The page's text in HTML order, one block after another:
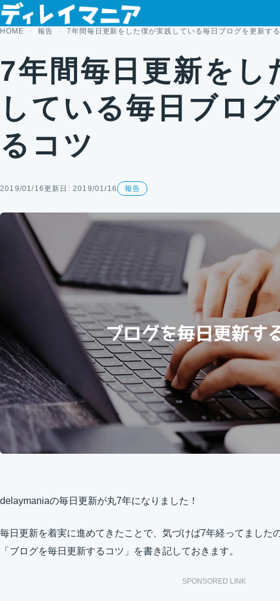
コンテンツへスキップ
HOME 報告 7年間毎日更新をした僕が実践している毎日ブログを更新す
7年間毎日更新をし
している毎日ブロ
るコツ
2019/01/16更新日: 2019/01/16 報告
delaymaniaの毎日更新が丸7年になりました！
毎日更新を着実に進めてきたことで、気づけば7年経ってました
「ブログを毎日更新するコツ」を書き記しておきます。
SPONSORED LINK